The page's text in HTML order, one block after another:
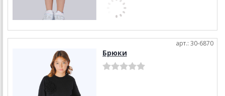
арт.: 30-6870
Брюки